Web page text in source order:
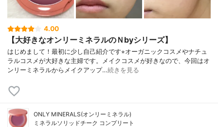
4.00
【大好きなオンリーミネラルのＮbyシリーズ】
はじめまして！最初に少し自己紹介です⭐︎オーガニックコスメやナチュ
ラルコスメが大好きな主婦です。メイクコスメが好きなので、今回はオ
ンリーミネラルからメイクアップ…続きを見る
ONLY MINERALS(オンリーミネラル)
ミネラルソリッドチーク コンプリート